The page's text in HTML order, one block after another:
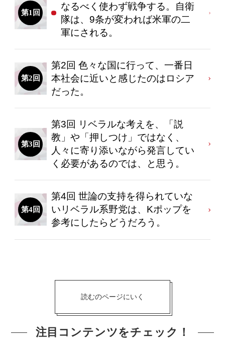
第1回
なるべく使わず戦争する。自衛
隊は、9条が変われば米軍の二
軍にされる。
第2回
第2回 色々な国に行って、一番日
本社会に近いと感じたのはロシア
だった。
第3回
第3回 リベラルな考えを、「説
教」や「押しつけ」ではなく、
人々に寄り添いながら発言してい
く必要があるのでは、と思う。
第4回
第4回 世論の支持を得られていな
いリベラル系野党は、Kポップを
参考にしたらどうだろう。
読むのページにいく
注目コンテンツをチェック！